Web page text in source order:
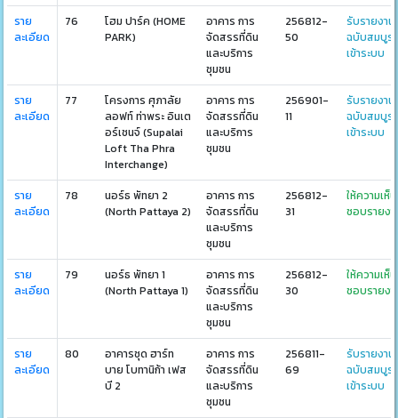
ราย
ละเอียด
76
โฮม ปาร์ค (HOME
PARK)
อาคาร การ
จัดสรรที่ดิน
และบริการ
ชุมชน
256812-
50
รับรายงาน
ฉบับสมบู
เข้าระบบ
ราย
ละเอียด
77
โครงการ ศุภาลัย
ลอฟท์ ท่าพระ อินเต
อร์เชนจ์ (Supalai
Loft Tha Phra
Interchange)
อาคาร การ
จัดสรรที่ดิน
และบริการ
ชุมชน
256901-
11
รับรายงาน
ฉบับสมบู
เข้าระบบ
ราย
ละเอียด
78
นอร์ธ พัทยา 2
(North Pattaya 2)
อาคาร การ
จัดสรรที่ดิน
และบริการ
ชุมชน
256812-
31
ให้ความเห็น
ชอบรายงา
ราย
ละเอียด
79
นอร์ธ พัทยา 1
(North Pattaya 1)
อาคาร การ
จัดสรรที่ดิน
และบริการ
ชุมชน
256812-
30
ให้ความเห็น
ชอบรายงา
ราย
ละเอียด
80
อาคารชุด ฮาร์ท
บาย โบทานิก้า เฟส
บี 2
อาคาร การ
จัดสรรที่ดิน
และบริการ
ชุมชน
256811-
69
รับรายงาน
ฉบับสมบู
เข้าระบบ